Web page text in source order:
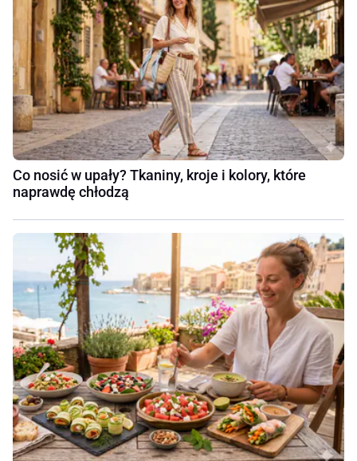
Co nosić w upały? Tkaniny, kroje i kolory, które
naprawdę chłodzą